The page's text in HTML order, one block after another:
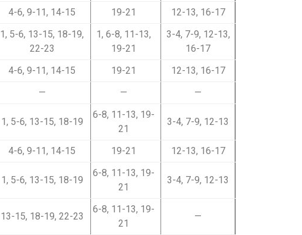
4-6, 9-11, 14-15 19-21 12-13, 16-17
1, 5-6, 13-15, 18-19,
22-23
1, 6-8, 11-13,
19-21
3-4, 7-9, 12-13,
16-17
4-6, 9-11, 14-15 19-21
12-13, 16-17
— — —
1, 5-6, 13-15, 18-19
6-8, 11-13, 19-
21
3-4, 7-9, 12-13
4-6, 9-11, 14-15 19-21
12-13, 16-17
1, 5-6, 13-15, 18-19
6-8, 11-13, 19-
21
3-4, 7-9, 12-13
13-15, 18-19, 22-23
6-8, 11-13, 19-
21
—